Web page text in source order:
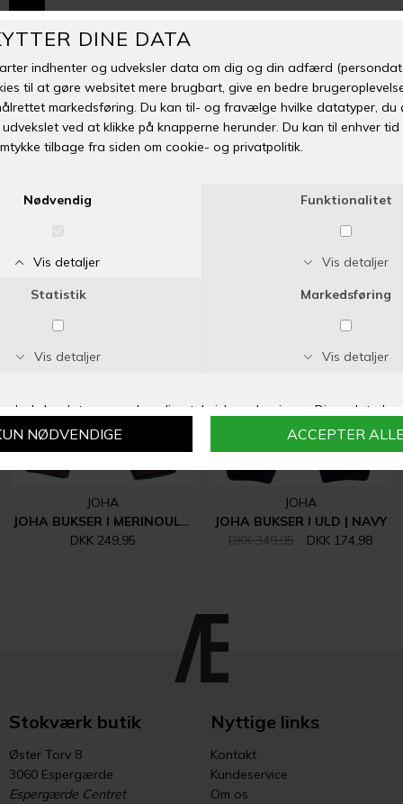
+
Mangler din størrelse eller er varen udsolgt? Klik her
Tilføj til Ønskeskyen
Fri fragt over 399 kr Levering 1-3 hverdage 14 dages fuld returret
Vi anbefaler også
JOHA
DKK 249,95
JOHA
JOHA BUKSER I ULD | NAVY
DKK 349,95
DKK 174,98
Stokværk butik
Øster Torv 8
3060 Espergærde
Espergærde Centret
Nyttige links
Kontakt
Kundeservice
Om os